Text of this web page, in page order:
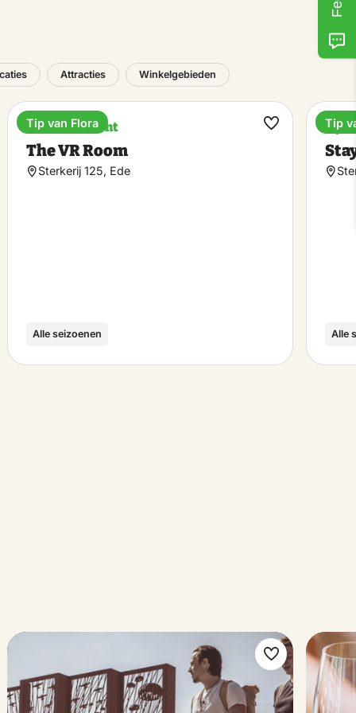
Attracties Winkelgebieden
Entertainment
The VR Room
Sterkerij 125, Ede
Alle seizoenen
Tip van Flora
Maak
Alle
Tip
Maak
favoriet